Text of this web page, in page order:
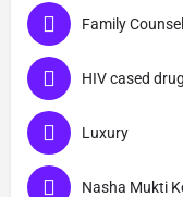
Family
Luxury
Nasha Mukti